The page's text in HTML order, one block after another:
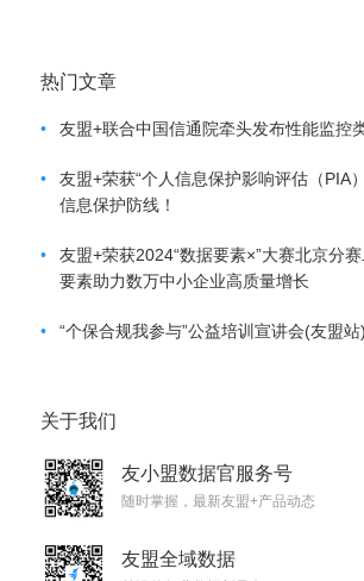
热门文章
• 友盟+联合中国信通院牵头发布性能监控
•
友盟+荣获“个人信息保护影响评估（PIA
信息保护防线！
•
友盟+荣获2024“数据要素×”大赛北京分
要素助力数万中小企业高质量增长
• “个保合规我参与”公益培训宣讲会(友盟
关于我们
友小盟数据官服务号
随时掌握，最新友盟+产品动态
友盟全域数据